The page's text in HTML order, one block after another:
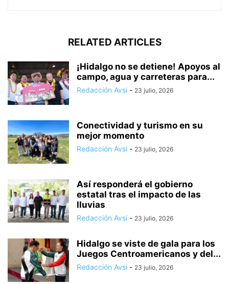
RELATED ARTICLES
¡Hidalgo no se detiene! Apoyos al
campo, agua y carreteras para...
Redacción Avsi - 23 julio, 2026
Conectividad y turismo en su
mejor momento
Redacción Avsi - 23 julio, 2026
Así responderá el gobierno
estatal tras el impacto de las
lluvias
Redacción Avsi - 23 julio, 2026
Hidalgo se viste de gala para los
Juegos Centroamericanos y del...
Redacción Avsi - 23 julio, 2026